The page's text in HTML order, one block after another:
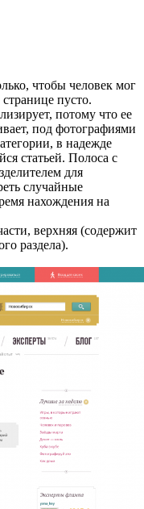
чтобы человек мог
пусто.
потому что ее
под фотографиями
в надежде
статьей. Полоса с
для
случайные
нахождения на
верхняя (содержит
раздела).